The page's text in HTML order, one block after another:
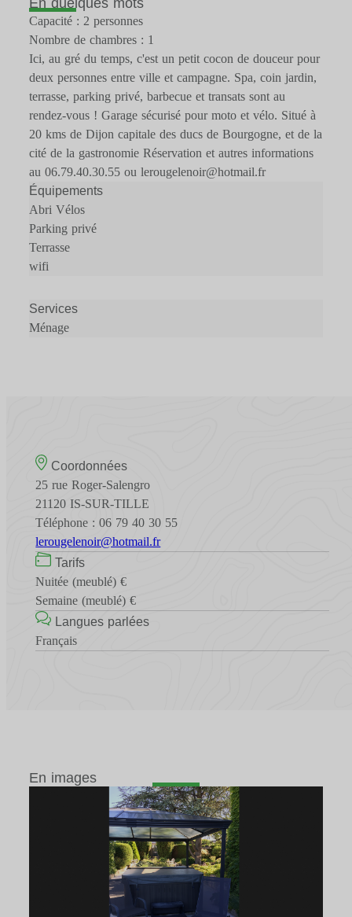
Capacité : 2 personnes
Nombre de chambres : 1
Ici, au gré du temps, c'est un petit cocon de douceur pour
deux personnes entre ville et campagne. Spa, coin jardin,
terrasse, parking privé, barbecue et transats sont au
rendez-vous ! Garage sécurisé pour moto et vélo. Situé à
20 kms de Dijon capitale des ducs de Bourgogne, et de la
cité de la gastronomie Réservation et autres informations
au 06.79.40.30.55 ou lerougelenoir@hotmail.fr
Équipements
Abri Vélos
Parking privé
Terrasse
wifi
Services
Ménage
Coordonnées
25 rue Roger-Salengro
21120 IS-SUR-TILLE
Téléphone : 06 79 40 30 55
lerougelenoir@hotmail.fr
Tarifs
Nuitée (meublé) €
Semaine (meublé) €
Langues parlées
Français
En images